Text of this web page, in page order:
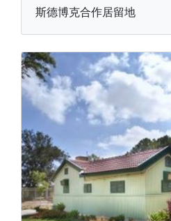
斯德博克合作居留地